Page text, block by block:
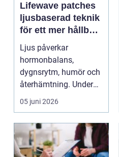
Lifewave patches
ljusbaserad teknik
för ett mer hållbart
välbefinnande
Ljus påverkar
hormonbalans,
dygnsrytm, humör och
återhämtning. Under
senare år har en ny typ
av prod...
05 juni 2026